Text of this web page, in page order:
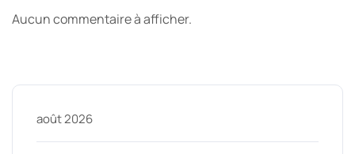
Aucun commentaire à afficher.
août 2026